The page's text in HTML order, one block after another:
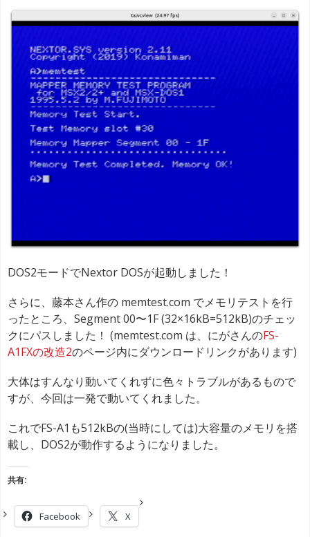
DOS2モードでNextor DOSが起動しました！
さらに、藤本さん作の memtest.com でメモリテストを行
ったところ、Segment 00〜1F (32×16kB=512kB)のチェッ
クにパスしました！ (memtest.com は、にがさんのFS-
A1FXの改造2のページ内にダウンロードリンクがあります)
大体はすんなり動いてくれずに色々トラブルがあるもので
すが、今回は一発で動いてくれました。
これでFS-A1も512kBの(当時にしては)大容量のメモリを搭
載し、DOS2が動作するようになりました。
共有:
Facebook X